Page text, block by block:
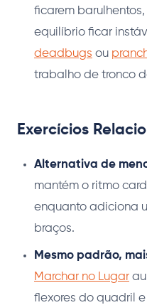
ficarem
equilíbrio ficar
deadbugs ou
trabalho de tronco
Exercícios
Alternativa de
mantém o ritmo
enquanto adiciona
braços.
Mesmo padrão,
Marchar no Lugar
flexores do quadril e